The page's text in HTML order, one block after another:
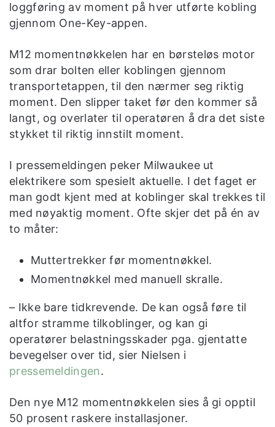
loggføring av moment på hver utførte kobling
gjennom One-Key-appen.
M12 momentnøkkelen har en børsteløs motor
som drar bolten eller koblingen gjennom
transportetappen, til den nærmer seg riktig
moment. Den slipper taket før den kommer så
langt, og overlater til operatøren å dra det siste
stykket til riktig innstilt moment.
I pressemeldingen peker Milwaukee ut
elektrikere som spesielt aktuelle. I det faget er
man godt kjent med at koblinger skal trekkes til
med nøyaktig moment. Ofte skjer det på én av
to måter:
Muttertrekker før momentnøkkel.
Momentnøkkel med manuell skralle.
– Ikke bare tidkrevende. De kan også føre til
altfor stramme tilkoblinger, og kan gi
operatører belastningsskader pga. gjentatte
bevegelser over tid, sier Nielsen i
pressemeldingen.
Den nye M12 momentnøkkelen sies å gi opptil
50 prosent raskere installasjoner.